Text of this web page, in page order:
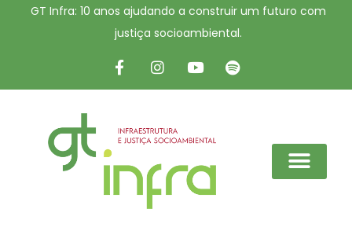
GT Infra: 10 anos ajudando a construir um futuro com
justiça socioambiental.